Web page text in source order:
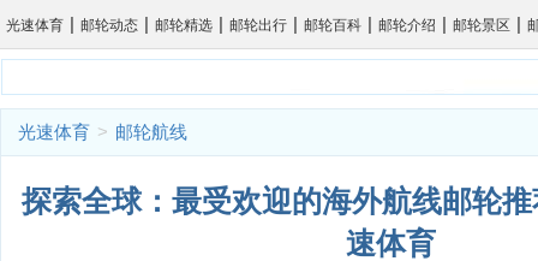
光速体育 | 邮轮动态 | 邮轮精选 | 邮轮出行 | 邮轮百科 | 邮轮介绍 | 邮轮景区 |
光速体育 > 邮轮航线
探索全球：最受欢迎的海外航线邮轮
速体育